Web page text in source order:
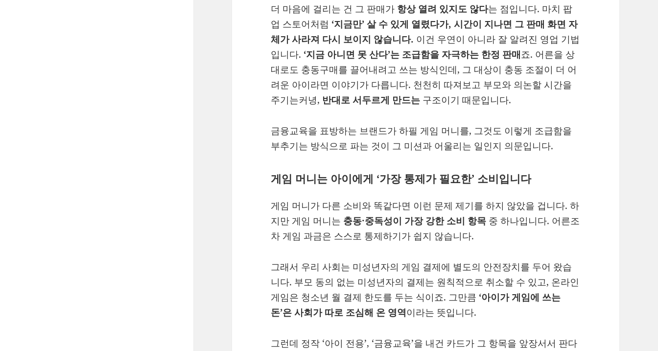
더 마음에 걸리는 건 그 판매가 항상 열려 있지도 않다는 점입니다. 마치 팝
업 스토어처럼 ‘지금만’ 살 수 있게 열렸다가, 시간이 지나면 그 판매 화면 자
체가 사라져 다시 보이지 않습니다. 이건 우연이 아니라 잘 알려진 영업 기법
입니다. ‘지금 아니면 못 산다’는 조급함을 자극하는 한정 판매죠. 어른을 상
대로도 충동구매를 끌어내려고 쓰는 방식인데, 그 대상이 충동 조절이 더 어
려운 아이라면 이야기가 다릅니다. 천천히 따져보고 부모와 의논할 시간을
주기는커녕, 반대로 서두르게 만드는 구조이기 때문입니다.
금융교육을 표방하는 브랜드가 하필 게임 머니를, 그것도 이렇게 조급함을
부추기는 방식으로 파는 것이 그 미션과 어울리는 일인지 의문입니다.
게임 머니는 아이에게 ‘가장 통제가 필요한’ 소비입니다
게임 머니가 다른 소비와 똑같다면 이런 문제 제기를 하지 않았을 겁니다. 하
지만 게임 머니는 충동·중독성이 가장 강한 소비 항목 중 하나입니다. 어른조
차 게임 과금은 스스로 통제하기가 쉽지 않습니다.
그래서 우리 사회는 미성년자의 게임 결제에 별도의 안전장치를 두어 왔습
니다. 부모 동의 없는 미성년자의 결제는 원칙적으로 취소할 수 있고, 온라인
게임은 청소년 월 결제 한도를 두는 식이죠. 그만큼 ‘아이가 게임에 쓰는
돈’은 사회가 따로 조심해 온 영역이라는 뜻입니다.
그런데 정작 ‘아이 전용’, ‘금융교육’을 내건 카드가 그 항목을 앞장서서 판다